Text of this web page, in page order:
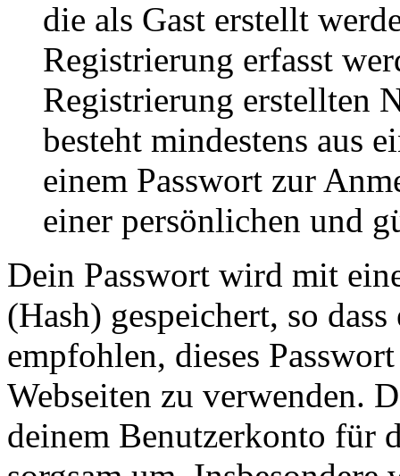
die als Gast erstellt
Registrierung erfasst
Registrierung erstellten
besteht mindestens aus
einem Passwort zur
einer persönlichen und
Dein Passwort wird mit
(Hash) gespeichert, so
empfohlen, dieses
Webseiten zu verwenden.
deinem Benutzerkonto für